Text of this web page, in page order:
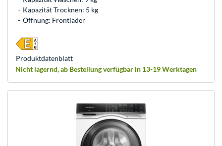
Kapazität Trocknen: 5 kg
Öffnung: Frontlader
Nicht lagernd, ab Bestellung verfügbar in 13-19 Werktagen
Produkt­datenblatt